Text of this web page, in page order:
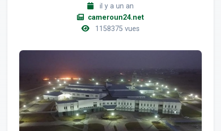
il y a un an
cameroun24.net
1158375 vues